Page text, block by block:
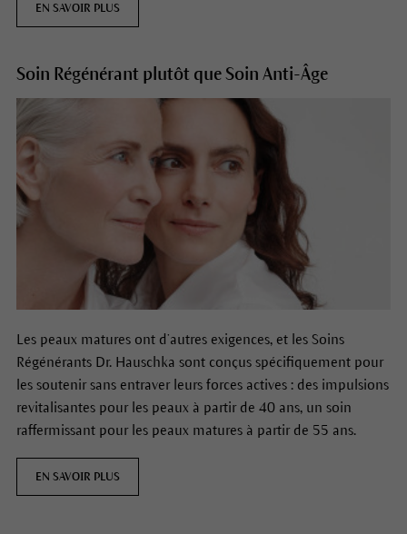
EN SAVOIR PLUS
Soin Régénérant plutôt que Soin Anti-Âge
Les peaux matures ont d’autres exigences, et les Soins
Régénérants Dr. Hauschka sont conçus spécifiquement pour
les soutenir sans entraver leurs forces actives : des impulsions
revitalisantes pour les peaux à partir de 40 ans, un soin
raffermissant pour les peaux matures à partir de 55 ans.
EN SAVOIR PLUS